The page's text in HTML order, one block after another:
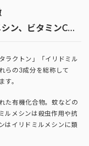
ン、ビタミンC…
ラクトン」「イリドミル
らの3成分を総称して
す。
た有機化合物。蚊などの
ルメシンは殺虫作用や抗
はイリドミルメシンに類